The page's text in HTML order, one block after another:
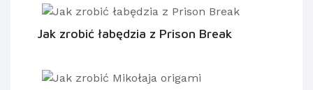
Jak zrobić łabędzia z Prison Break